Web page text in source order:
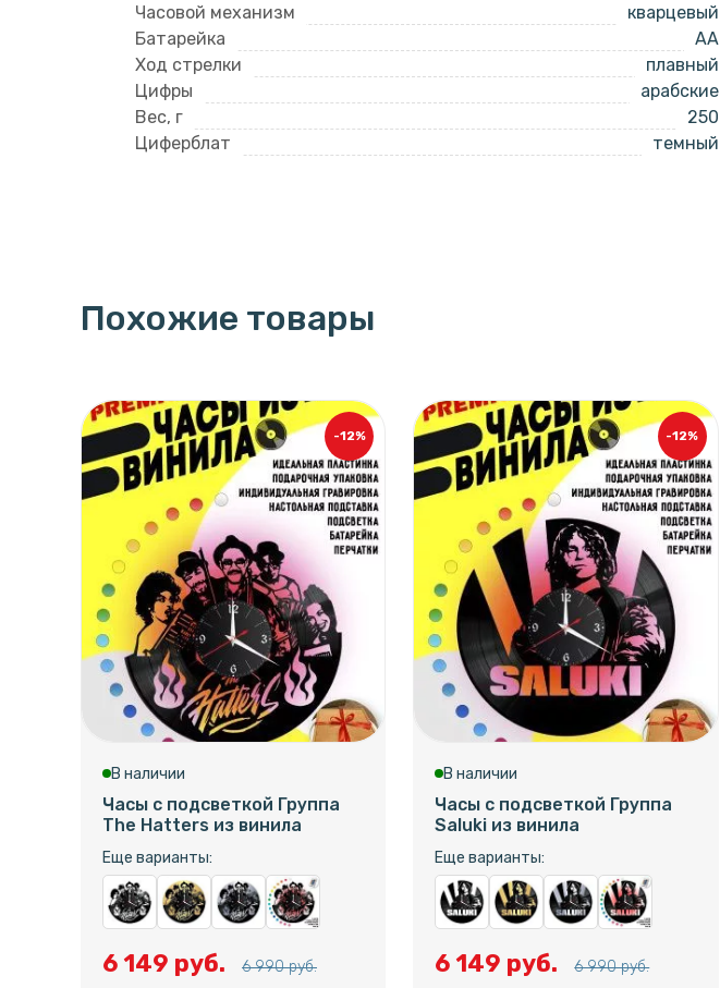
Часовой механизм
кварцевый
Батарейка
AA
Ход стрелки
плавный
Цифры
арабские
Вес, г
250
Циферблат
темный
Похожие товары
-12%
В наличии
Часы с подсветкой Группа
The Hatters из винила
Еще варианты:
6 149 руб. 6 990 руб.
-12%
В наличии
Часы с подсветкой Группа
Saluki из винила
Еще варианты:
6 149 руб. 6 990 руб.